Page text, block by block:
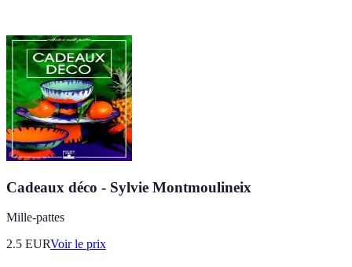
Cadeaux déco - Sylvie Montmoulineix
Mille-pattes
2.5 EURVoir le prix